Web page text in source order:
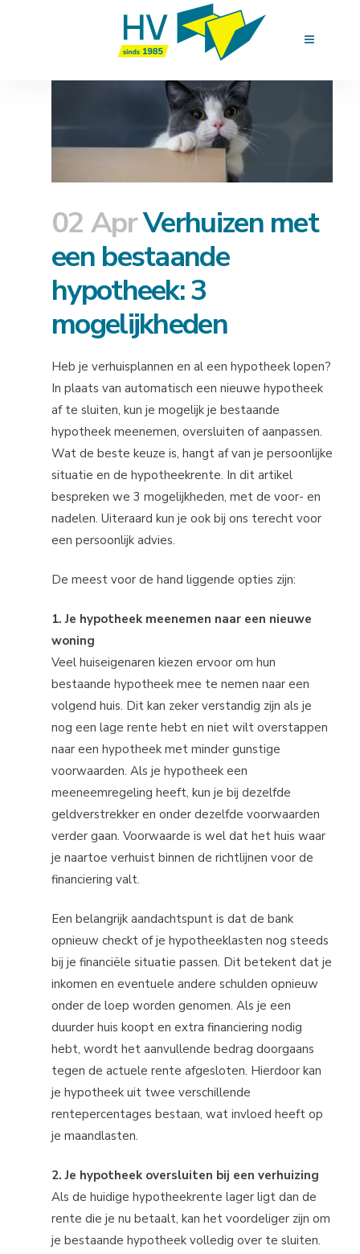
02 AprVerhuizen met
een bestaande
hypotheek: 3
mogelijkheden
Heb je verhuisplannen en al een hypotheek lopen?
In plaats van automatisch een nieuwe hypotheek
af te sluiten, kun je mogelijk je bestaande
hypotheek meenemen, oversluiten of aanpassen.
Wat de beste keuze is, hangt af van je persoonlijke
situatie en de hypotheekrente. In dit artikel
bespreken we 3 mogelijkheden, met de voor- en
nadelen. Uiteraard kun je ook bij ons terecht voor
een persoonlijk advies.
De meest voor de hand liggende opties zijn:
1. Je hypotheek meenemen naar een nieuwe
woning
Veel huiseigenaren kiezen ervoor om hun
bestaande hypotheek mee te nemen naar een
volgend huis. Dit kan zeker verstandig zijn als je
nog een lage rente hebt en niet wilt overstappen
naar een hypotheek met minder gunstige
voorwaarden. Als je hypotheek een
meeneemregeling heeft, kun je bij dezelfde
geldverstrekker en onder dezelfde voorwaarden
verder gaan. Voorwaarde is wel dat het huis waar
je naartoe verhuist binnen de richtlijnen voor de
financiering valt.
Een belangrijk aandachtspunt is dat de bank
opnieuw checkt of je hypotheeklasten nog steeds
bij je financiële situatie passen. Dit betekent dat je
inkomen en eventuele andere schulden opnieuw
onder de loep worden genomen. Als je een
duurder huis koopt en extra financiering nodig
hebt, wordt het aanvullende bedrag doorgaans
tegen de actuele rente afgesloten. Hierdoor kan
je hypotheek uit twee verschillende
rentepercentages bestaan, wat invloed heeft op
je maandlasten.
2. Je hypotheek oversluiten bij een verhuizing
Als de huidige hypotheekrente lager ligt dan de
rente die je nu betaalt, kan het voordeliger zijn om
je bestaande hypotheek volledig over te sluiten.